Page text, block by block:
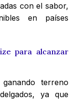
con el sabor,
en países
para alcanzar
terreno
ya que